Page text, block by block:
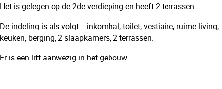
Het is gelegen op de 2de verdieping en heeft 2 terrassen.
De indeling is als volgt : inkomhal, toilet, vestiaire, ruime living,
keuken, berging, 2 slaapkamers, 2 terrassen.
Er is een lift aanwezig in het gebouw.